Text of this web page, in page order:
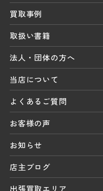
買取事例
取扱い書籍
法人・団体の方へ
当店について
よくあるご質問
お客様の声
お知らせ
店主ブログ
出張買取エリア